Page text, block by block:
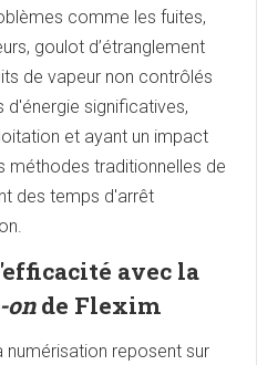
comme les fuites,
goulot d’étranglement
de vapeur non contrôlés
d'énergie significatives,
et ayant un impact
méthodes traditionnelles de
des temps d'arrêt
avec la
onde Flexim
reposent sur